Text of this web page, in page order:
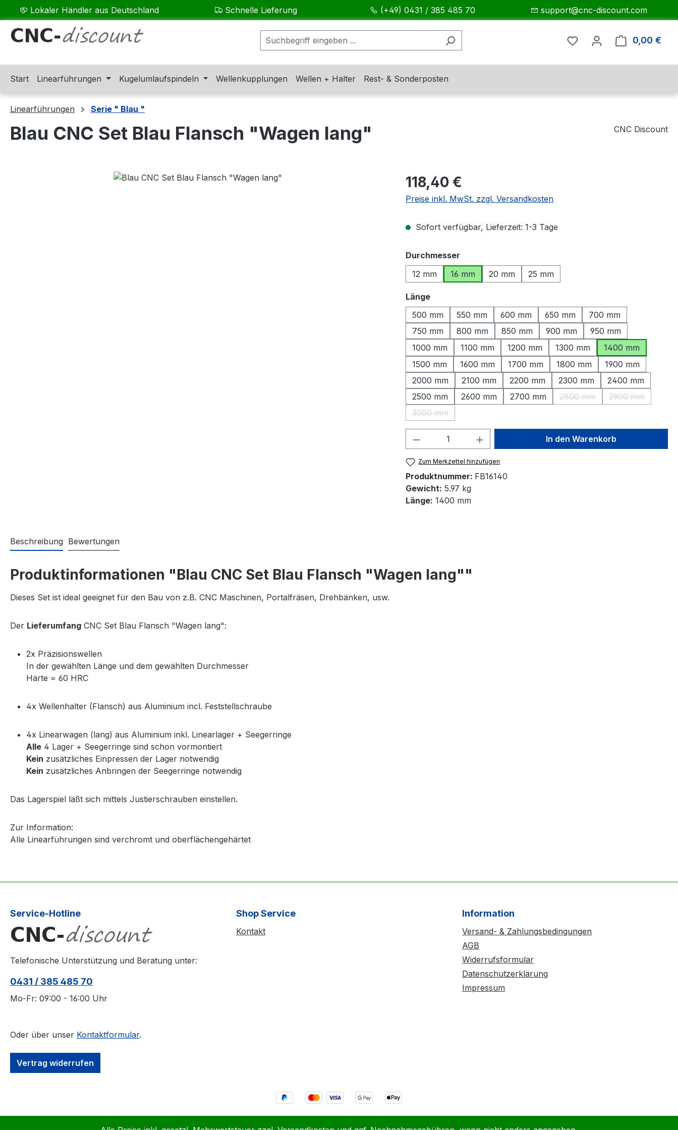
Hauptinhalt springen
Zur Suche springen
Zur Hauptnavigation springen
Lokaler Händler aus Deutschland Schnelle Lieferung (+49) 0431 / 385 485 70 support@cnc-discount.com
0,00 €
Start Linearführungen Kugelumlaufspindeln Wellenkupplungen Wellen + Halter Rest- & Sonderposten
Linearführungen Serie " Blau "
Blau CNC Set Blau Flansch "Wagen lang" CNC Discount
Regulärer Preis:
118,40 €
Preise inkl. MwSt. zzgl. Versandkosten
Sofort verfügbar, Lieferzeit: 1-3 Tage
Durchmesser
12 mm
16 mm 20 mm 25 mm
Längeauswählen
500 mm
550 mm 600 mm 650 mm
700 mm
750 mm
800 mm 850 mm 900 mm
950 mm
1000 mm
1100 mm 1200 mm 1300 mm
1400 mm
1500 mm
1600 mm 1700 mm 1800 mm
1900 mm
2000 mm
2100 mm 2200 mm 2300 mm
2400 mm
2500 mm
2600 mm 2700 mm 2800 mm
(Diese Option ist zurzeit nicht
2900 mm
(Diese Option
3000 mm
(Diese Option ist zurzeit nicht verfügbar.)
Produkt Anzahl: Gib den gewünschten Wert
In den Warenkorb
Zum Merkzettel hinzufügen
Produktnummer: FB16140
Gewicht: 5.97 kg
Länge: 1400 mm
Beschreibung Bewertungen
Produktinformationen "Blau CNC Set Blau Flansch "Wagen lang""
Dieses Set ist ideal geeignet für den Bau von z.B. CNC Maschinen, Portalfräsen, Drehbänken, usw.
Der Lieferumfang CNC Set Blau Flansch "Wagen lang":
2x Präzisionswellen
In der gewählten Länge und dem gewählten Durchmesser
Härte = 60 HRC
4x Wellenhalter (Flansch) aus Aluminium incl. Feststellschraube
4x Linearwagen (lang) aus Aluminium inkl. Linearlager + Seegerringe
Alle 4 Lager + Seegerringe sind schon vormontiert
Kein zusätzliches Einpressen der Lager notwendig
Kein zusätzliches Anbringen der Seegerringe notwendig
Das Lagerspiel läßt sich mittels Justierschrauben einstellen.
Zur Information:
Alle Linearführungen sind verchromt und oberflächengehärtet
Service-Hotline
Telefonische Unterstützung und Beratung unter:
0431 / 385 485 70
Mo-Fr: 09:00 - 16:00 Uhr
Oder über unser Kontaktformular.
Vertrag widerrufen
Shop Service
Kontakt
Information
Versand- & Zahlungsbedingungen
AGB
Widerrufsformular
Datenschutzerklärung
Impressum